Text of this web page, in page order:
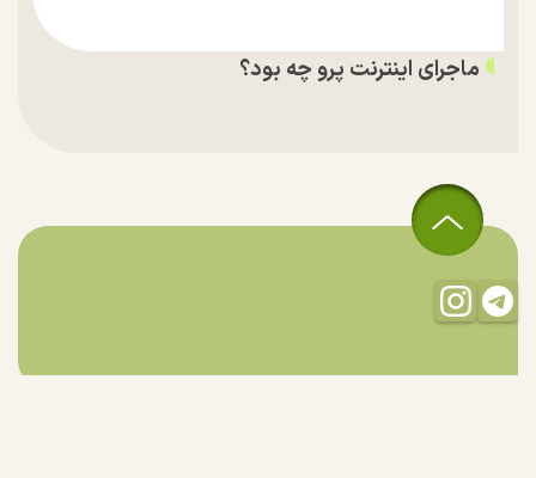
ماجرای اینترنت پرو چه بود؟